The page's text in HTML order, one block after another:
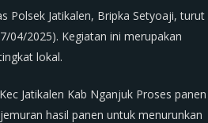
Polsek Jatikalen, Bripka Setyoaji, turut
04/2025). Kegiatan ini merupakan
lokal.
Jatikalen Kab Nganjuk Proses panen
hasil panen untuk menurunkan